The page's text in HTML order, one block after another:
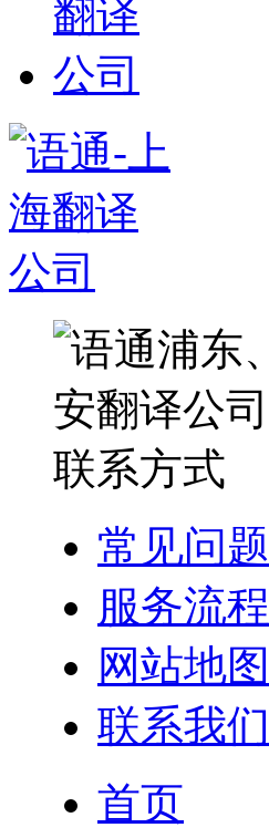
常见问题
服务流程
网站地图
联系我们
首页